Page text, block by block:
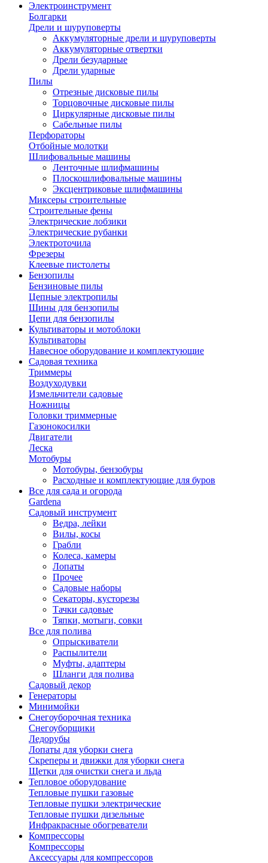
Электроинструмент
Болгарки
Дрели и шуруповерты
Аккумуляторные дрели и шуруповерты
Аккумуляторные отвертки
Дрели безударные
Дрели ударные
Пилы
Отрезные дисковые пилы
Торцовочные дисковые пилы
Циркулярные дисковые пилы
Сабельные пилы
Перфораторы
Отбойные молотки
Шлифовальные машины
Ленточные шлифмашины
Плоскошлифовальные машины
Эксцентриковые шлифмашины
Миксеры строительные
Строительные фены
Электрические лобзики
Электрические рубанки
Электроточила
Фрезеры
Клеевые пистолеты
Бензопилы
Бензиновые пилы
Цепные электропилы
Шины для бензопилы
Цепи для бензопилы
Культиваторы и мотоблоки
Культиваторы
Навесное оборудование и комплектующие
Садовая техника
Триммеры
Воздуходувки
Измельчители садовые
Ножницы
Головки триммерные
Газонокосилки
Двигатели
Леска
Мотобуры
Мотобуры, бензобуры
Расходные и комплектующие для буров
Все для сада и огорода
Gardena
Садовый инструмент
Ведра, лейки
Вилы, косы
Грабли
Колеса, камеры
Лопаты
Прочее
Садовые наборы
Секаторы, кусторезы
Тачки садовые
Тяпки, мотыги, совки
Все для полива
Опрыскиватели
Распылители
Муфты, адаптеры
Шланги для полива
Садовый декор
Генераторы
Минимойки
Снегоуборочная техника
Снегоуборщики
Ледорубы
Лопаты для уборки снега
Скреперы и движки для уборки снега
Щетки для очистки снега и льда
Тепловое оборудование
Тепловые пушки газовые
Тепловые пушки электрические
Тепловые пушки дизельные
Инфракрасные обогреватели
Компрессоры
Компрессоры
Аксессуары для компрессоров